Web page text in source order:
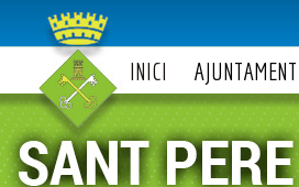
INICI AJUNTAMENT